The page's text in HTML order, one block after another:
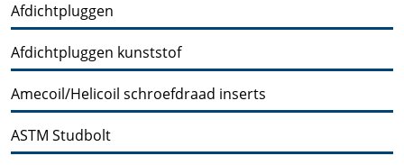
Afdichtpluggen
Afdichtpluggen kunststof
Amecoil/Helicoil schroefdraad inserts
ASTM Studbolt